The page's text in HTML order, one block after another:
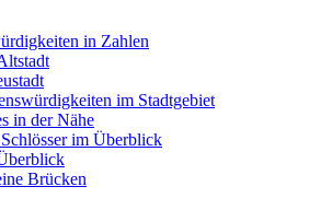
in Zahlen
im Stadtgebiet
in der Nähe
im Überblick
Brücken